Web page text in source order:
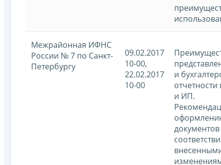
Межрайонная ИФНС
России № 7 по Санкт-
Петербургу
09.02.2017
10-00,
22.02.2017
10-00
и
и ИП.
документов